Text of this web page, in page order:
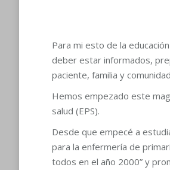
Para mi esto de la
deber estar informados,
paciente, familia y
Hemos empezado este
salud (EPS).
Desde que empecé a
para la enfermería de
todos en el año 2000” y